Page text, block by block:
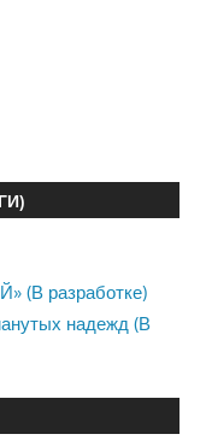
(В разработке)
надежд (В